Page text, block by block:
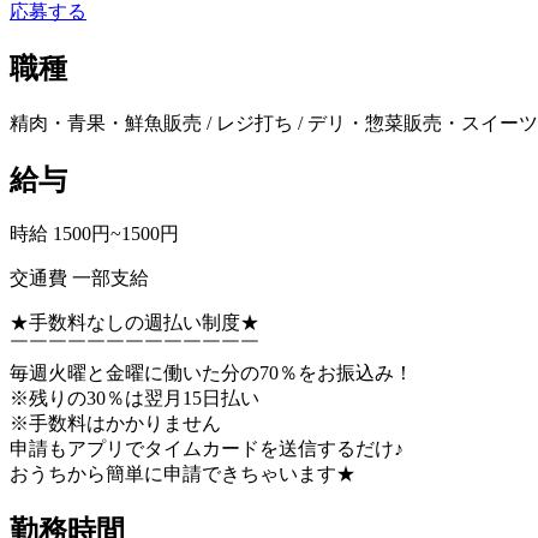
応募する
職種
精肉・青果・鮮魚販売 / レジ打ち / デリ・惣菜販売・スイー
給与
時給 1500円~1500円
交通費 一部支給
★手数料なしの週払い制度★
￣￣￣￣￣￣￣￣￣￣￣￣￣
毎週火曜と金曜に働いた分の70％をお振込み！
※残りの30％は翌月15日払い
※手数料はかかりません
申請もアプリでタイムカードを送信するだけ♪
おうちから簡単に申請できちゃいます★
勤務時間